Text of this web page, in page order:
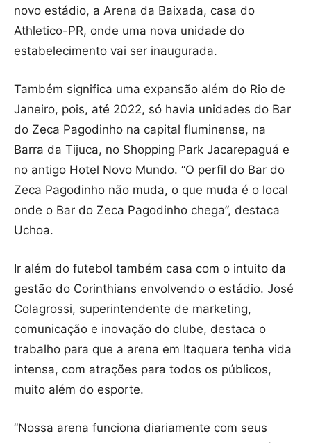
novo estádio, a Arena da Baixada, casa do
Athletico-PR, onde uma nova unidade do
estabelecimento vai ser inaugurada.
Também significa uma expansão além do Rio de
Janeiro, pois, até 2022, só havia unidades do Bar
do Zeca Pagodinho na capital fluminense, na
Barra da Tijuca, no Shopping Park Jacarepaguá e
no antigo Hotel Novo Mundo. “O perfil do Bar do
Zeca Pagodinho não muda, o que muda é o local
onde o Bar do Zeca Pagodinho chega”, destaca
Uchoa.
Ir além do futebol também casa com o intuito da
gestão do Corinthians envolvendo o estádio. José
Colagrossi, superintendente de marketing,
comunicação e inovação do clube, destaca o
trabalho para que a arena em Itaquera tenha vida
intensa, com atrações para todos os públicos,
muito além do esporte.
“Nossa arena funciona diariamente com seus